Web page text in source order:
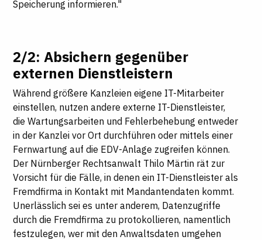
Speicherung informieren."
2/2: Absichern gegenüber
externen Dienstleistern
Während größere Kanzleien eigene IT-Mitarbeiter
einstellen, nutzen andere externe IT-Dienstleister,
die Wartungsarbeiten und Fehlerbehebung entweder
in der Kanzlei vor Ort durchführen oder mittels einer
Fernwartung auf die EDV-Anlage zugreifen können.
Der Nürnberger Rechtsanwalt Thilo Märtin rät zur
Vorsicht für die Fälle, in denen ein IT-Dienstleister als
Fremdfirma in Kontakt mit Mandantendaten kommt.
Unerlässlich sei es unter anderem, Datenzugriffe
durch die Fremdfirma zu protokollieren, namentlich
festzulegen, wer mit den Anwaltsdaten umgehen